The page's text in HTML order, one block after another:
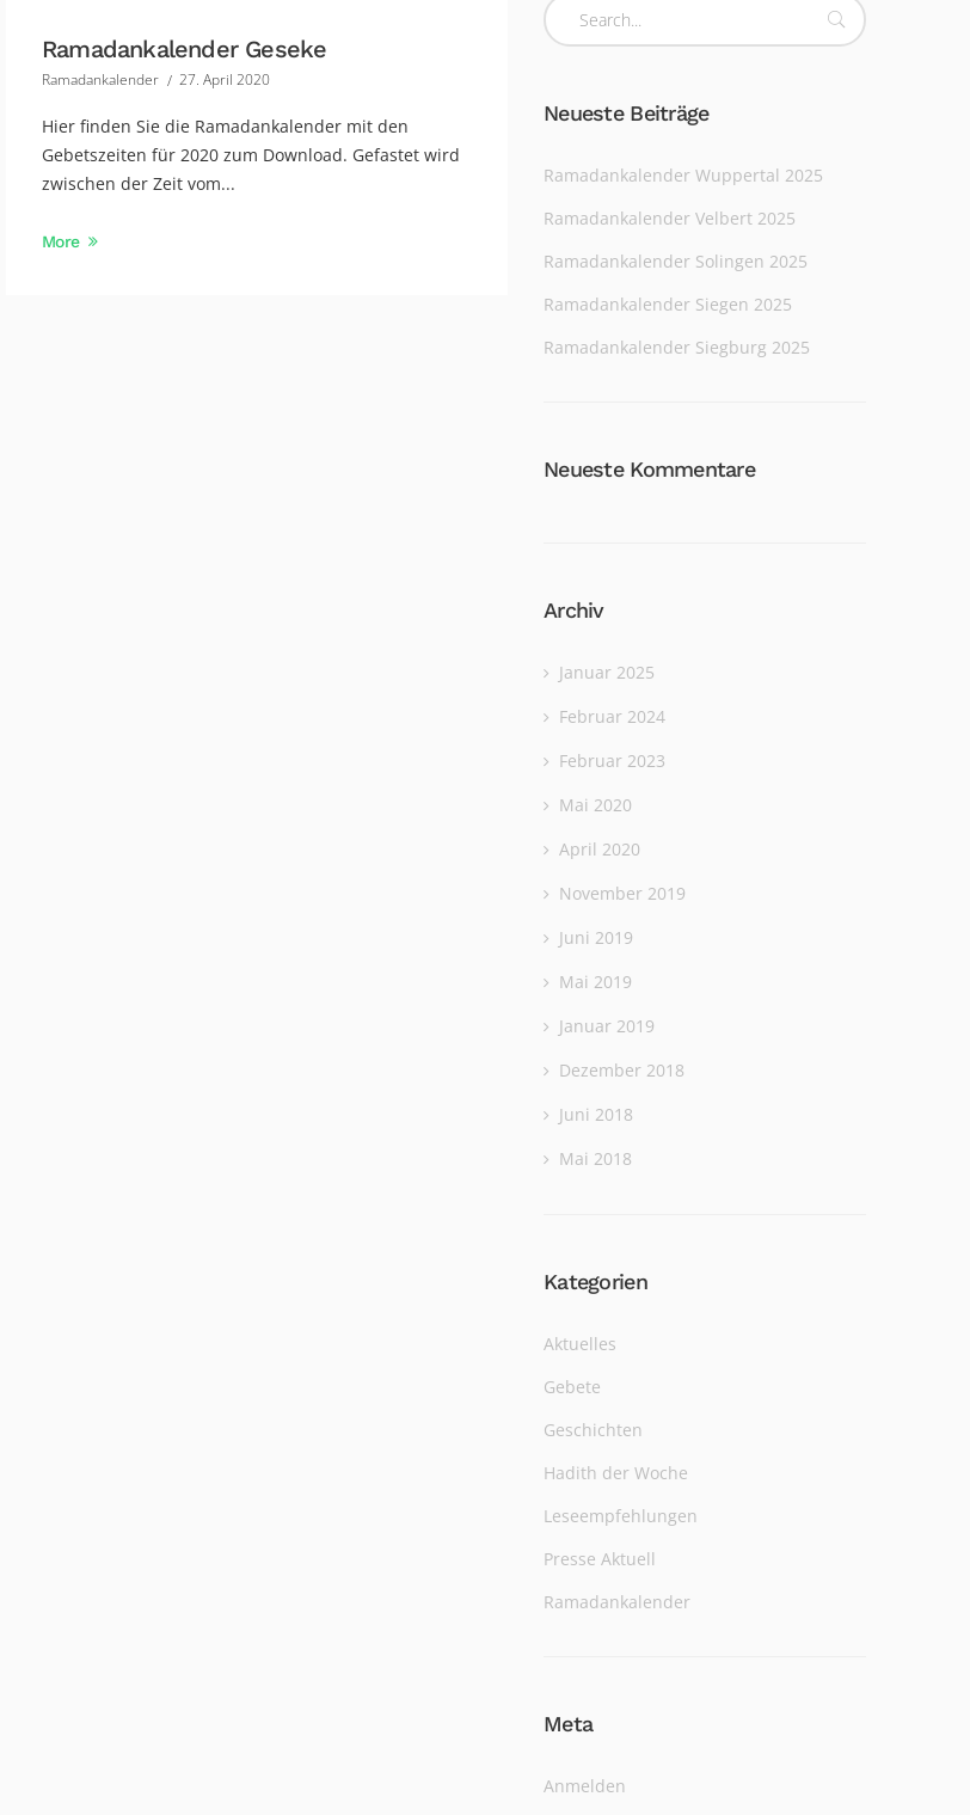
Ramadankalender Geseke
Ramadankalender 27. April 2020
Hier finden Sie die Ramadankalender mit den
Gebetszeiten für 2020 zum Download. Gefastet wird
zwischen der Zeit vom...
More
Neueste Beiträge
Ramadankalender Wuppertal 2025
Ramadankalender Velbert 2025
Ramadankalender Solingen 2025
Ramadankalender Siegen 2025
Ramadankalender Siegburg 2025
Neueste Kommentare
Archiv
Januar 2025
Februar 2024
Februar 2023
Mai 2020
April 2020
November 2019
Juni 2019
Mai 2019
Januar 2019
Dezember 2018
Juni 2018
Mai 2018
Kategorien
Aktuelles
Gebete
Geschichten
Hadith der Woche
Leseempfehlungen
Presse Aktuell
Ramadankalender
Meta
Anmelden